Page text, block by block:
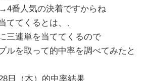
番人気の決着ですからね
ててくるとは、、
三連単を当ててくるので
ルを取って的中率を調べてみたと
日（木）的中率結果